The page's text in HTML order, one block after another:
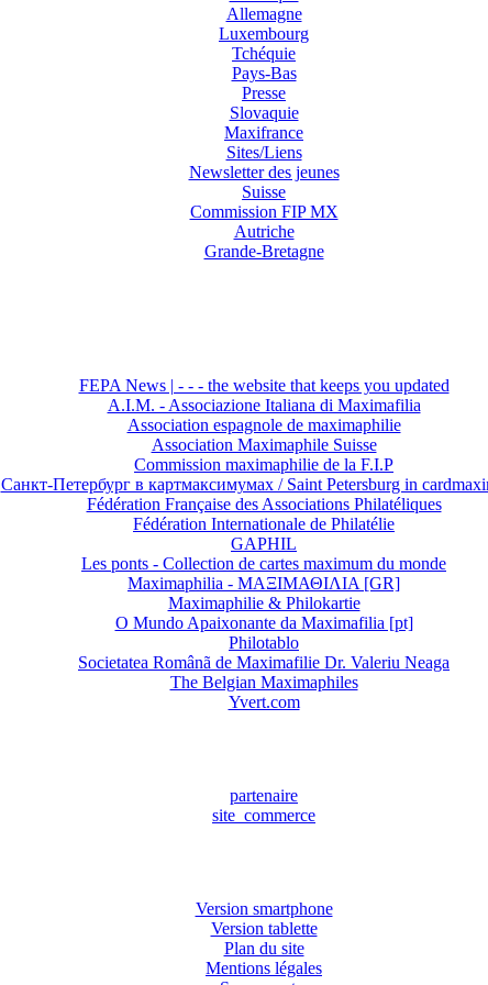
Allemagne
Luxembourg
Tchéquie
Pays-Bas
Presse
Slovaquie
Maxifrance
Sites/Liens
Newsletter des jeunes
Suisse
Commission FIP MX
Autriche
Grande-Bretagne
FEPA News | - - - the website that keeps you updated
A.I.M. - Associazione Italiana di Maximafilia
Association espagnole de maximaphilie
Association Maximaphile Suisse
Commission maximaphilie de la F.I.P
Санкт-Петербург в картмаксимумах / Saint Petersburg in
Fédération Française des Associations Philatéliques
Fédération Internationale de Philatélie
GAPHIL
Les ponts - Collection de cartes maximum du monde
Maximaphilia - ΜΑΞΙΜΑΘΙΛΙΑ [GR]
Maximaphilie & Philokartie
O Mundo Apaixonante da Maximafilia [pt]
Philotablo
Societatea Românã de Maximafilie Dr. Valeriu Neaga
The Belgian Maximaphiles
Yvert.com
partenaire
site_commerce
Version smartphone
Version tablette
Plan du site
Mentions légales